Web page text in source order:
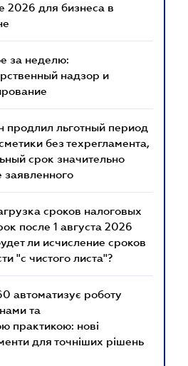
2026 для бизнеса в
за неделю:
надзор и
продлил льготный период
без техрегламента,
срок значительно
заявленного
сроков налоговых
после 1 августа 2026
ли исчисление сроков
"с чистого листа"?
автоматизує роботу
та
практикою: нові
для точніших рішень